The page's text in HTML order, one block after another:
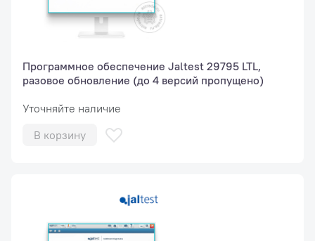
Программное обеспечение Jaltest 29795 LTL,
разовое обновление (до 4 версий пропущено)
Уточняйте наличие
В корзину